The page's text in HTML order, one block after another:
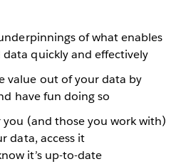
of what enables
quickly and effectively
value out of your data by
have fun doing so
(and those you work with)
data, access it
it’s up-to-date